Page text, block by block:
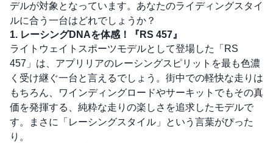
デルが対象となっています。あなたのライディングスタイ
ルに合う一台はどれでしょうか？
1. レーシングDNAを体感！『RS 457』
ライトウェイトスポーツモデルとして登場した「RS
457」は、アプリリアのレーシングスピリットを最も色濃
く受け継ぐ一台と言えるでしょう。街中での軽快な走りは
もちろん、ワインディングロードやサーキットでもその真
価を発揮する、純粋な走りの楽しさを追求したモデルで
す。まさに「レーシングスタイル」という言葉がぴった
り。